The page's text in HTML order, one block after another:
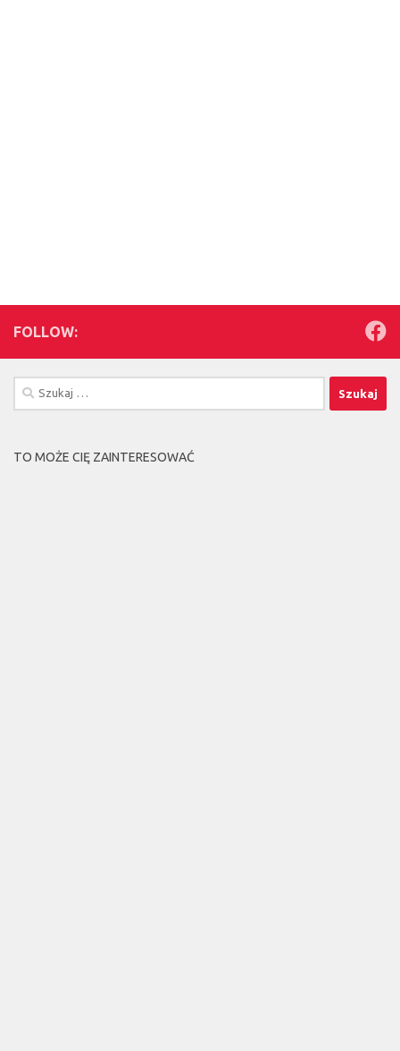
FOLLOW:
Szukaj:
TO MOŻE CIĘ ZAINTERESOWAĆ